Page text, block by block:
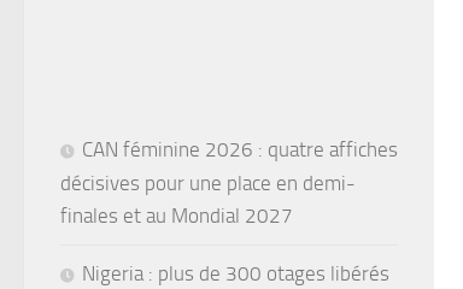
CAN féminine 2026 : quatre affiches
décisives pour une place en demi-
finales et au Mondial 2027
Nigeria : plus de 300 otages libérés